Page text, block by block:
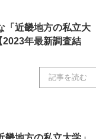
「近畿地方の私立大
年最新調査結
記事を読む